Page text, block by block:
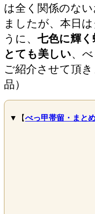
は全く関係のな
ましたが、本日
うに、 七色に輝
とても美しい、
ご紹介させて頂き
品）
▼【べっ甲帯留・まと